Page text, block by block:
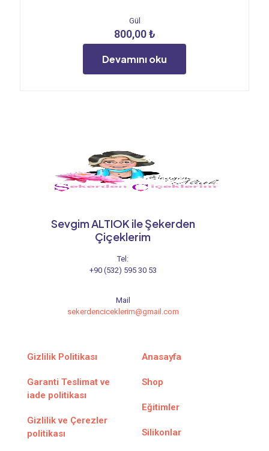
Gül
800,00₺
Devamını oku
Sevgim ALTIOK ile Şekerden
Çiçeklerim
Tel:
+90 (532) 595 30 53
Mail
sekerdenciceklerim@gmail.com
Gizlilik Politikası
Garanti Teslimat ve
iade politikası
Gizlilik ve Çerezler
politikası
Anasayfa
Shop
Eğitimler
Silikonlar